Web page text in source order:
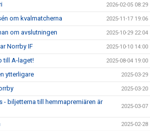
2026-02-05 08:29
om kvalmatcherna 2025-11-17 19:06
om avslutningen 2025-10-29 22:04
Norrby IF 2025-10-10 14:00
till A-laget! 2025-08-04 19:00
ytterligare 2025-03-29
2025-03-20
biljetterna till hemmapremiären är
2025-03-07
2025-02-28